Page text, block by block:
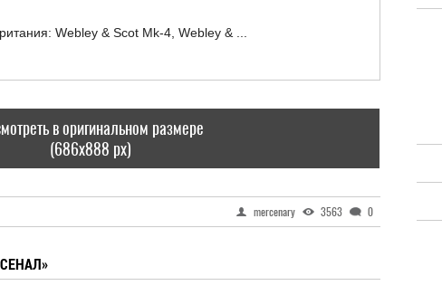
в оригинальном размере
(686x888 px)
mercenary 3563 0